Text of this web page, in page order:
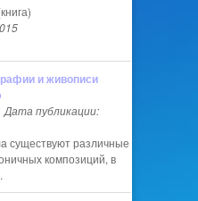
и живописи
публикации:
существуют различные
композиций, в